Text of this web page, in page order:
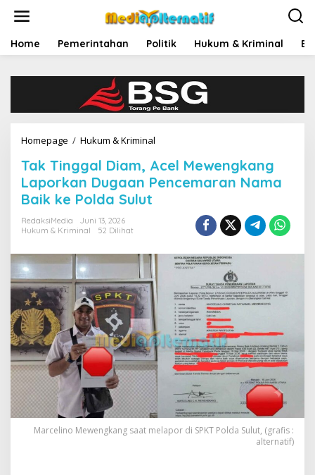
t
Home Pemerintahan Politik Hukum & Kriminal
Homepage / Hukum & Kriminal
a
k
T
a
D
i
a
m
,
A
c
e
l
M
e
w
e
‎Tak Tinggal Diam, Acel Mewengkang
Laporkan Dugaan Pencemaran Nama
Baik ke Polda Sulut
RedaksiMedia
Juni 13, 2026
Hukum & Kriminal
52 Dilihat
Marcelino Mewengkang saat melapor di SPKT Polda Sulut, (grafis :
alternatif)